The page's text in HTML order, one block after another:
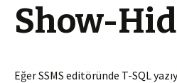
Show-
Eğer SSMS editöründe T-SQL